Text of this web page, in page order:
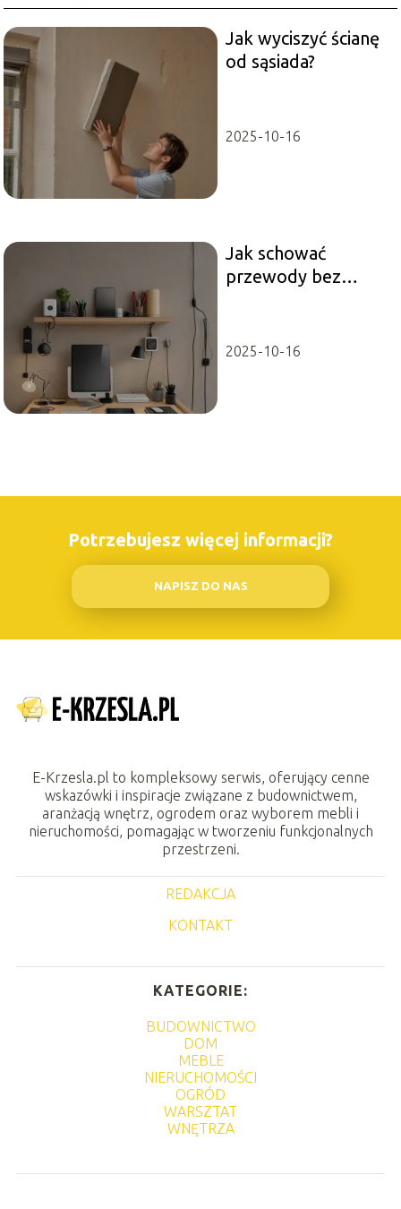
Jak wyciszyć ścianę
od sąsiada?
2025-10-16
Jak schować
przewody bez
2025-10-16
Potrzebujesz więcej informacji?
NAPISZ DO NAS
E-Krzesla.pl to kompleksowy serwis, oferujący cenne
wskazówki i inspiracje związane z budownictwem,
aranżacją wnętrz, ogrodem oraz wyborem mebli i
nieruchomości, pomagając w tworzeniu funkcjonalnych
przestrzeni.
REDAKCJA
KONTAKT
KATEGORIE:
BUDOWNICTWO
DOM
MEBLE
NIERUCHOMOŚCI
OGRÓD
WARSZTAT
WNĘTRZA